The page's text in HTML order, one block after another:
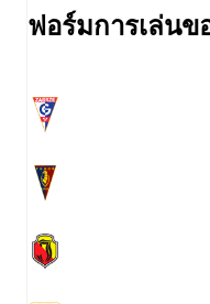
ฟอร์มการเล่นข